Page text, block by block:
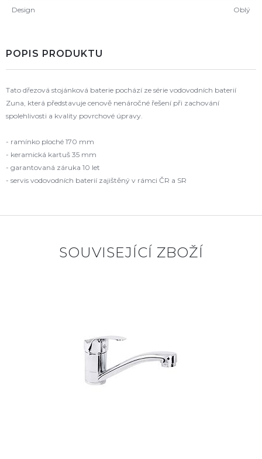
Design Oblý
POPIS PRODUKTU
Tato dřezová stojánková baterie pochází ze série vodovodních baterií
Zuna, která představuje cenově nenáročné řešení při zachování
spolehlivosti a kvality povrchové úpravy.
- ramínko ploché 170 mm
- keramická kartuš 35 mm
- garantovaná záruka 10 let
- servis vodovodních baterií zajištěný v rámci ČR a SR
SOUVISEJÍCÍ ZBOŽÍ